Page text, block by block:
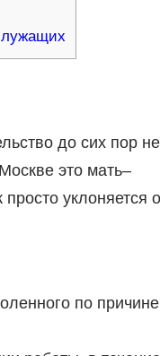
до сих пор не
это мать–
уклоняется
по причине